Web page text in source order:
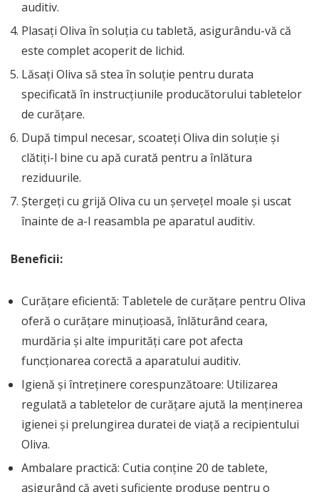
auditiv.
Plasați Oliva în soluția cu tabletă, asigurându-vă că
este complet acoperit de lichid.
Lăsați Oliva să stea în soluție pentru durata
specificată în instrucțiunile producătorului tabletelor
de curățare.
După timpul necesar, scoateți Oliva din soluție și
clătiți-l bine cu apă curată pentru a înlătura
reziduurile.
Ștergeți cu grijă Oliva cu un șervețel moale și uscat
înainte de a-l reasambla pe aparatul auditiv.
Beneficii:
Curățare eficientă: Tabletele de curățare pentru Oliva
oferă o curățare minuțioasă, înlăturând ceara,
murdăria și alte impurități care pot afecta
funcționarea corectă a aparatului auditiv.
Igienă și întreținere corespunzătoare: Utilizarea
regulată a tabletelor de curățare ajută la menținerea
igienei și prelungirea duratei de viață a recipientului
Oliva.
Ambalare practică: Cutia conține 20 de tablete,
asigurând că aveți suficiente produse pentru o